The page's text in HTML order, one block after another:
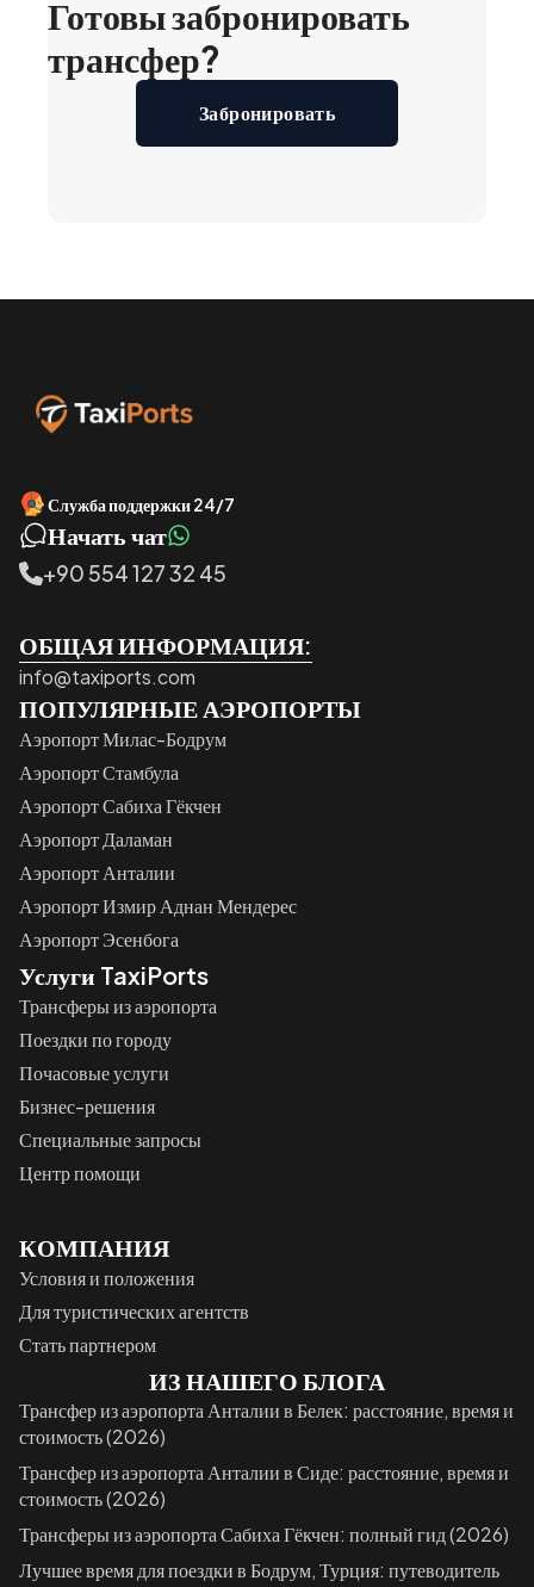
Готовы забронировать
трансфер?
Забронировать
Служба поддержки 24/7
Начать чат
+90 554 127 32 45
ОБЩАЯ ИНФОРМАЦИЯ:
info@taxiports.com
ПОПУЛЯРНЫЕ АЭРОПОРТЫ
Аэропорт Милас-Бодрум
Аэропорт Стамбула
Аэропорт Сабиха Гёкчен
Аэропорт Даламан
Аэропорт Анталии
Аэропорт Измир Аднан Мендерес
Аэропорт Эсенбога
Услуги TaxiPorts
Трансферы из аэропорта
Поездки по городу
Почасовые услуги
Бизнес-решения
Специальные запросы
Центр помощи
КОМПАНИЯ
Условия и положения
Для туристических агентств
Стать партнером
ИЗ НАШЕГО БЛОГА
Трансфер из аэропорта Анталии в Белек: расстояние, время и
стоимость (2026)
Трансфер из аэропорта Анталии в Сиде: расстояние, время и
стоимость (2026)
Трансферы из аэропорта Сабиха Гёкчен: полный гид (2026)
Лучшее время для поездки в Бодрум, Турция: путеводитель